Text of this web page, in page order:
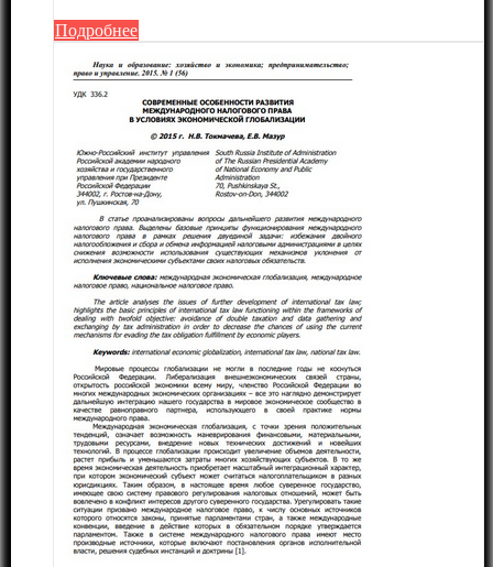
Подробнее